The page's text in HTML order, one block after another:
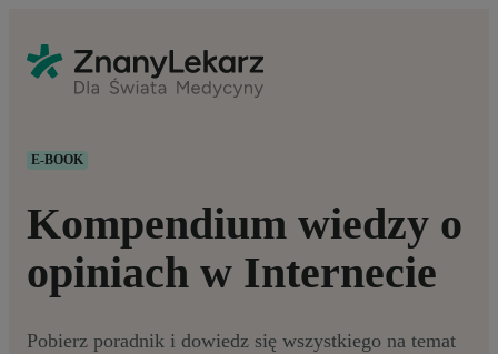
E-BOOK
Kompendium wiedzy o
opiniach w Internecie
Pobierz poradnik i dowiedz się wszystkiego na temat